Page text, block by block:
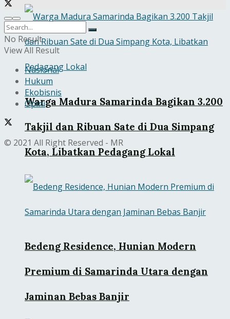
Warga Madura Samarinda Bagikan 3.200
Takjil dan Ribuan Sate di Dua Simpang
Kota, Libatkan Pedagang Lokal
Bedeng Residence, Hunian Modern
Premium di Samarinda Utara dengan
Jaminan Bebas Banjir
No Result
View All Result
Nasional
Hukum
Ekobisnis
Opini
© 2021 All Right Reserved - MR